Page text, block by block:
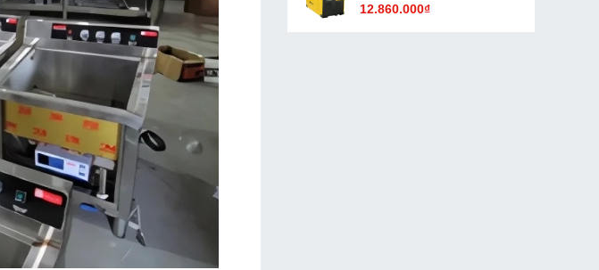
12.860.000₫